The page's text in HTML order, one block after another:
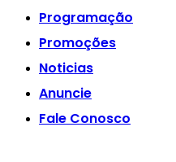
Programação
Promoções
Noticias
Anuncie
Fale Conosco